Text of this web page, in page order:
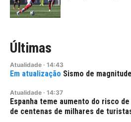
Últimas
Atualidade · 14:43
Sismo de
Atualidade · 14:37
Espanha teme aumento do risco
de centenas de milhares de